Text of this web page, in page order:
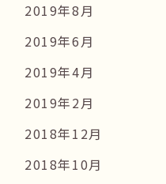
2019年8月
2019年6月
2019年4月
2019年2月
2018年12月
2018年10月